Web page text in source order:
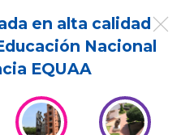
en alta calidad
Nacional
EQUAA